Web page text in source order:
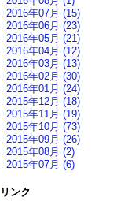
2016年07月 (15)
2016年06月 (23)
2016年05月 (21)
2016年04月 (12)
2016年03月 (13)
2016年02月 (30)
2016年01月 (24)
2015年12月 (18)
2015年11月 (19)
2015年10月 (73)
2015年09月 (26)
2015年08月 (2)
2015年07月 (6)
リンク